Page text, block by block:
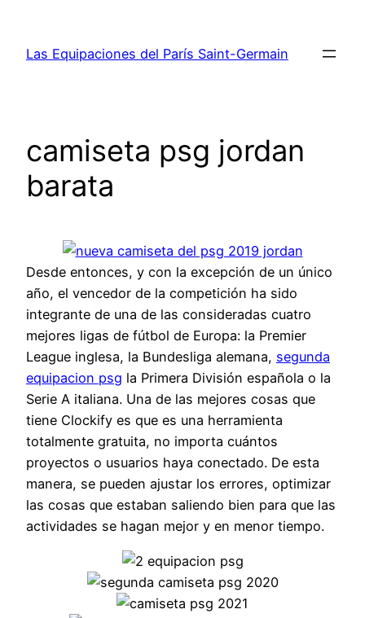
contenido
Las Equipaciones del París Saint-Germain
camiseta psg jordan
barata
Desde entonces, y con la excepción de un único
año, el vencedor de la competición ha sido
integrante de una de las consideradas cuatro
mejores ligas de fútbol de Europa: la Premier
League inglesa, la Bundesliga alemana, segunda
equipacion psg la Primera División española o la
Serie A italiana. Una de las mejores cosas que
tiene Clockify es que es una herramienta
totalmente gratuita, no importa cuántos
proyectos o usuarios haya conectado. De esta
manera, se pueden ajustar los errores, optimizar
las cosas que estaban saliendo bien para que las
actividades se hagan mejor y en menor tiempo.